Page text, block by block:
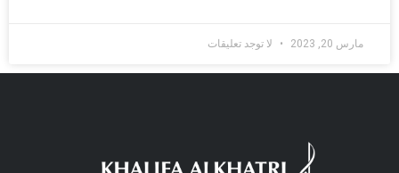
مارس 20, 2023 لا توجد تعليقات